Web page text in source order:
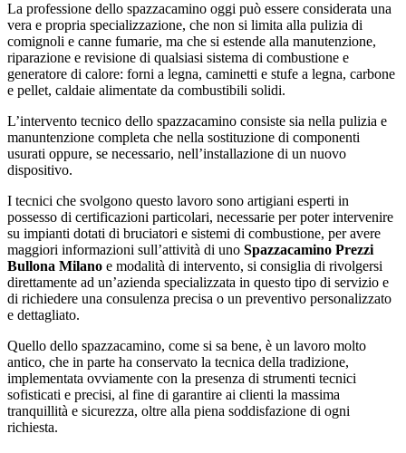
La professione dello spazzacamino oggi può essere considerata una
vera e propria specializzazione, che non si limita alla pulizia di
comignoli e canne fumarie, ma che si estende alla manutenzione,
riparazione e revisione di qualsiasi sistema di combustione e
generatore di calore: forni a legna, caminetti e stufe a legna, carbone
e pellet, caldaie alimentate da combustibili solidi.
L’intervento tecnico dello spazzacamino consiste sia nella pulizia e
manuntenzione completa che nella sostituzione di componenti
usurati oppure, se necessario, nell’installazione di un nuovo
dispositivo.
I tecnici che svolgono questo lavoro sono artigiani esperti in
possesso di certificazioni particolari, necessarie per poter intervenire
su impianti dotati di bruciatori e sistemi di combustione, per avere
maggiori informazioni sull’attività di uno Spazzacamino Prezzi
Bullona Milano e modalità di intervento, si consiglia di rivolgersi
direttamente ad un’azienda specializzata in questo tipo di servizio e
di richiedere una consulenza precisa o un preventivo personalizzato
e dettagliato.
Quello dello spazzacamino, come si sa bene, è un lavoro molto
antico, che in parte ha conservato la tecnica della tradizione,
implementata ovviamente con la presenza di strumenti tecnici
sofisticati e precisi, al fine di garantire ai clienti la massima
tranquillità e sicurezza, oltre alla piena soddisfazione di ogni
richiesta.